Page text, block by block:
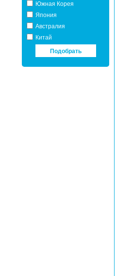
Южная Корея
Япония
Австралия
Китай
Подобрать